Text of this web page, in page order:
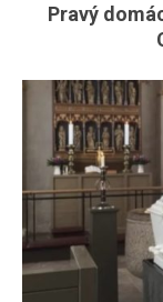
Pravý